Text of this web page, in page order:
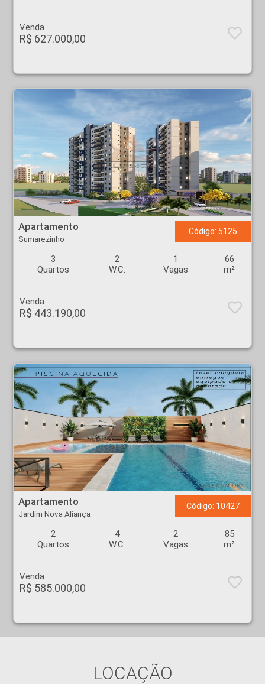
Venda
R$ 627.000,00
Apartamento - Sumarezinho - Ribeirão Preto
Apartamento
Sumarezinho
Código: 5125
3
Quartos
2
W.C.
1
Vagas
66
m²
Venda
R$ 443.190,00
Apartamento - Jardim Nova Aliança - Ribeirão Preto
Apartamento
Jardim Nova Aliança
Código: 10427
2
Quartos
4
W.C.
2
Vagas
85
m²
Venda
R$ 585.000,00
LOCAÇÃO